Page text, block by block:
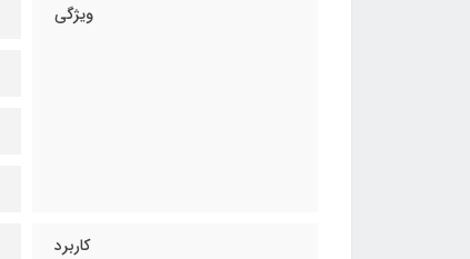
ویژگی
کاربرد